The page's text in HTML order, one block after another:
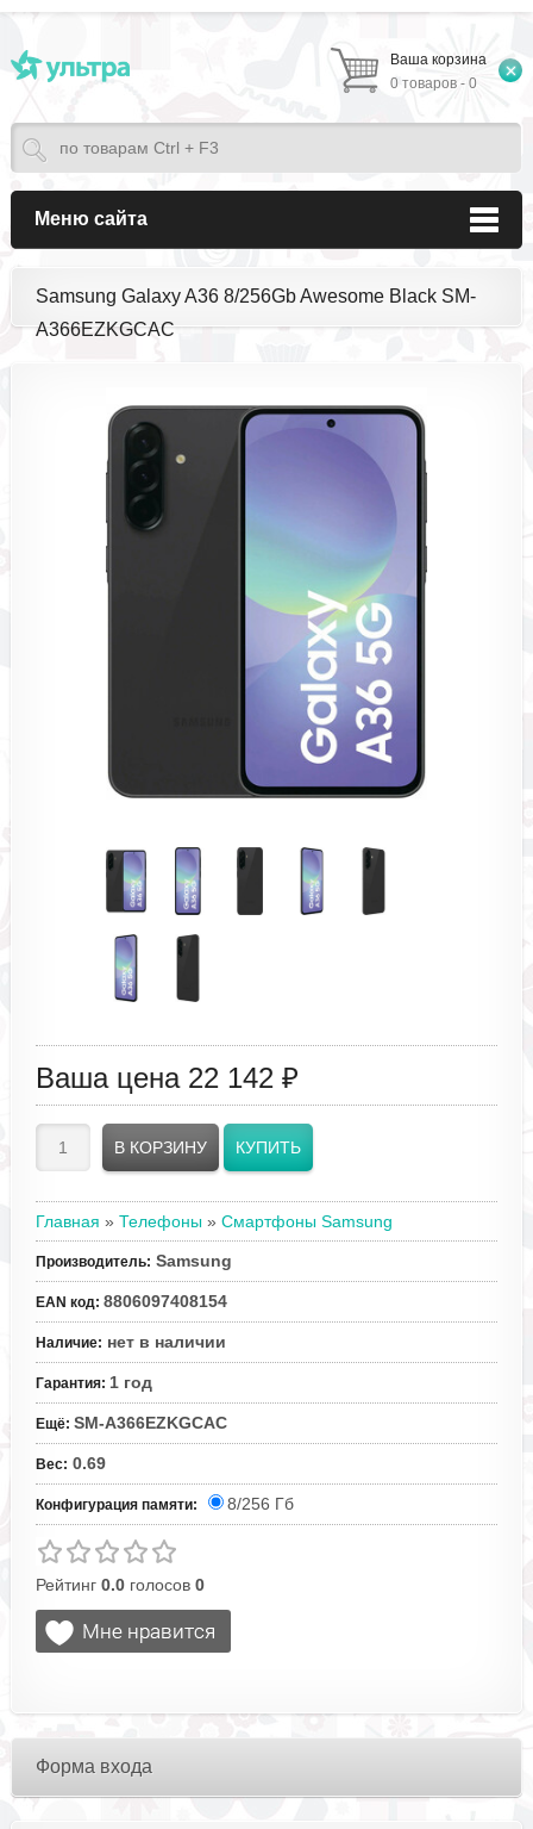
Ваша корзина
0 товаров - 0
Меню сайта
Samsung Galaxy A36 8/256Gb Awesome Black SM-
A366EZKGCAC
Ваша цена 22 142 ₽
Главная » Телефоны » Смартфоны Samsung
Производитель: Samsung
EAN код: 8806097408154
Наличие: нет в наличии
Гарантия: 1 год
Ещё: SM-A366EZKGCAC
Вес: 0.69
Конфигурация памяти: 8/256 Гб
Рейтинг 0.0голосов 0
Форма входа